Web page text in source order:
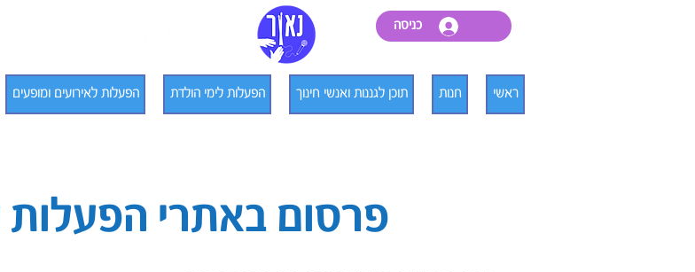
כניסה
ראשי חנות תוכן לגננות ואנשי חינוך הפעלות לימי הולדת הפעלות לאירועים ומופעים
פרסום באתרי הפעלות